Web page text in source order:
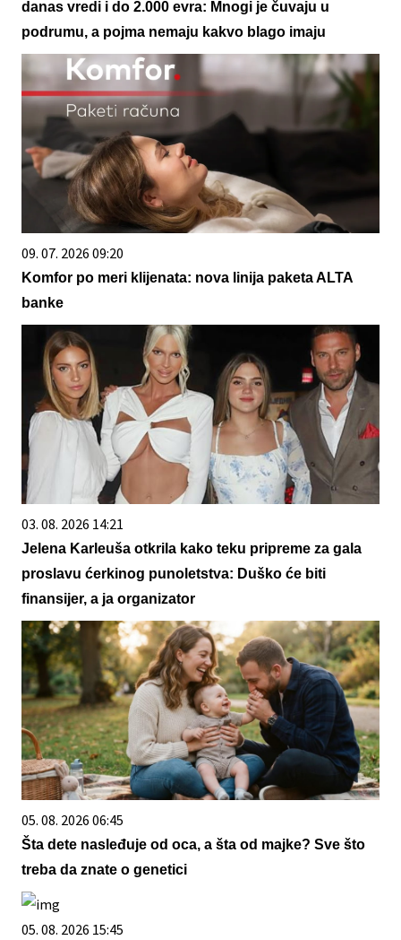
danas vredi i do 2.000 evra: Mnogi je čuvaju u
podrumu, a pojma nemaju kakvo blago imaju
09. 07. 2026 09:20
Komfor po meri klijenata: nova linija paketa ALTA
banke
03. 08. 2026 14:21
Jelena Karleuša otkrila kako teku pripreme za gala
proslavu ćerkinog punoletstva: Duško će biti
finansijer, a ja organizator
05. 08. 2026 06:45
Šta dete nasleđuje od oca, a šta od majke? Sve što
treba da znate o genetici
05. 08. 2026 15:45